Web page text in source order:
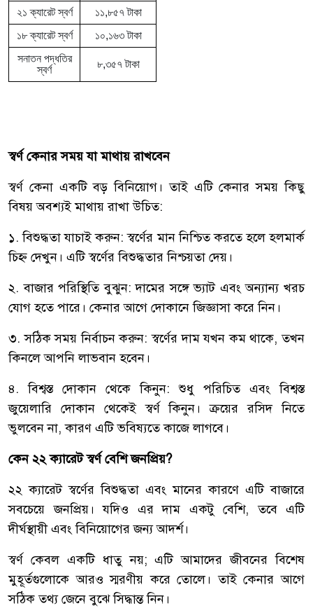
২১ ক্যারেট স্বর্ণ
১১,৮৫৭ টাকা
১৮ ক্যারেট স্বর্ণ
১০,১৬৩ টাকা
সনাতন পদ্ধতির
স্বর্ণ
৮,৩৫৭ টাকা
স্বর্ণ কেনার সময় যা মাথায় রাখবেন
স্বর্ণ কেনা একটি বড় বিনিয়োগ। তাই এটি কেনার সময় কিছু
বিষয় অবশ্যই মাথায় রাখা উচিত:
১. বিশুদ্ধতা যাচাই করুন: স্বর্ণের মান নিশ্চিত করতে হলে হলমার্ক
চিহ্ন দেখুন। এটি স্বর্ণের বিশুদ্ধতার নিশ্চয়তা দেয়।
২. বাজার পরিস্থিতি বুঝুন: দামের সঙ্গে ভ্যাট এবং অন্যান্য খরচ
যোগ হতে পারে। কেনার আগে দোকানে জিজ্ঞাসা করে নিন।
৩. সঠিক সময় নির্বাচন করুন: স্বর্ণের দাম যখন কম থাকে, তখন
কিনলে আপনি লাভবান হবেন।
৪. বিশ্বস্ত দোকান থেকে কিনুন: শুধু পরিচিত এবং বিশ্বস্ত
জুয়েলারি দোকান থেকেই স্বর্ণ কিনুন। ক্রয়ের রসিদ নিতে
ভুলবেন না, কারণ এটি ভবিষ্যতে কাজে লাগবে।
কেন ২২ ক্যারেট স্বর্ণ বেশি জনপ্রিয়?
২২ ক্যারেট স্বর্ণের বিশুদ্ধতা এবং মানের কারণে এটি বাজারে
সবচেয়ে জনপ্রিয়। যদিও এর দাম একটু বেশি, তবে এটি
দীর্ঘস্থায়ী এবং বিনিয়োগের জন্য আদর্শ।
স্বর্ণ কেবল একটি ধাতু নয়; এটি আমাদের জীবনের বিশেষ
মুহূর্তগুলোকে আরও স্মরণীয় করে তোলে। তাই কেনার আগে
সঠিক তথ্য জেনে বুঝে সিদ্ধান্ত নিন।